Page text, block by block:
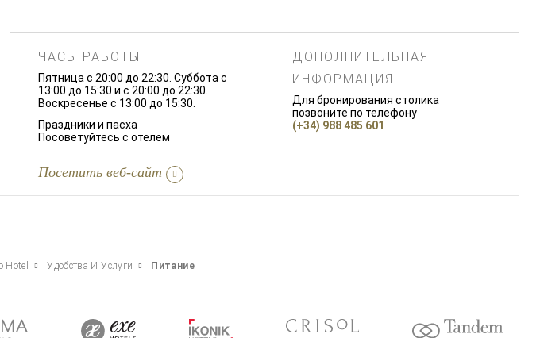
ЧАСЫ РАБОТЫ
Пятница с 20:00 до 22:30. Суббота с
13:00 до 15:30 и с 20:00 до 22:30.
Воскресенье с 13:00 до 15:30.
Праздники и пасха
Посоветуйтесь с отелем
ДОПОЛНИТЕЛЬНАЯ
ИНФОРМАЦИЯ
Для бронирования столика
позвоните по телефону
(+34) 988 485 601
Посетить веб-сайт
Hotel Удобства И Услуги Питание